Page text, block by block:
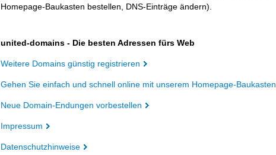
Homepage-Baukasten bestellen, DNS-Einträge ändern).
united-domains - Die besten Adressen fürs Web
Weitere Domains günstig registrieren
Gehen Sie einfach und schnell online mit unserem Homepage-Baukasten
Neue Domain-Endungen vorbestellen
Impressum
Datenschutzhinweise